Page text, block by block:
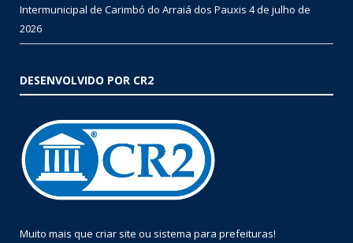
Intermunicipal de Carimbó do Arraiá dos Pauxis 4 de julho de
2026
DESENVOLVIDO POR CR2
Muito mais que criar site ou sistema para prefeituras!